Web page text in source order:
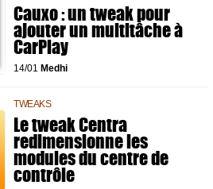
Cauxo : un tweak pour
ajouter un multitâche à
CarPlay
14/01 Medhi
TWEAKS
Le tweak Centra
redimensionne les
modules du centre de
contrôle